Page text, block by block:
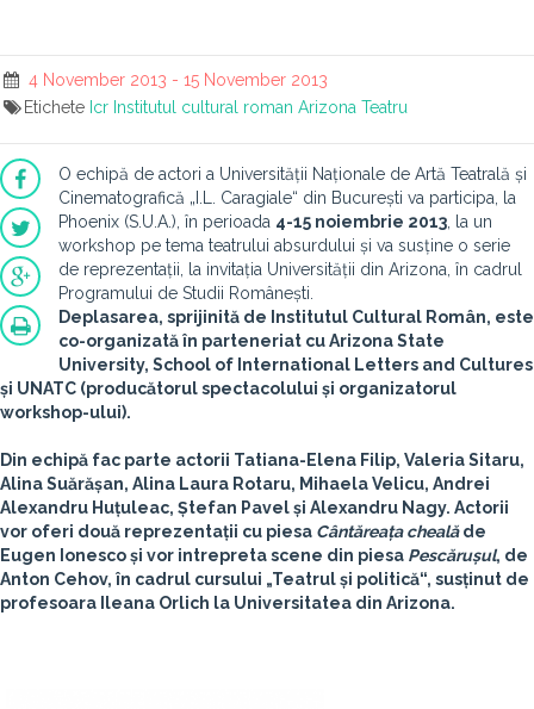
4 November 2013 - 15 November 2013
Etichete Icr Institutul cultural roman Arizona Teatru
O echipă de actori a Universității Naționale de Artă Teatrală și
Cinematografică „I.L. Caragiale“ din București va participa, la
Phoenix (S.U.A.), în perioada 4-15 noiembrie 2013 , la un
workshop pe tema teatrului absurdului și va susține o serie
de reprezentații, la invitația Universității din Arizona, în cadrul
Programului de Studii Românești.
Deplasarea, sprijinită de Institutul Cultural Român, este
co-organizată în parteneriat cu Arizona State
University, School of International Letters and Cultures
și UNATC (producătorul spectacolului și organizatorul
workshop-ului).
Din echipă fac parte actorii Tatiana-Elena Filip, Valeria Sitaru,
Alina Suărășan, Alina Laura Rotaru, Mihaela Velicu, Andrei
Alexandru Huțuleac, Ștefan Pavel și Alexandru Nagy. Actorii
vor oferi două reprezentații cu piesa Cântăreața chealăde
Eugen Ionesco și vor intrepreta scene din piesa Pescărușul, de
Anton Cehov, în cadrul cursului „Teatrul și politică“, susținut de
profesoara Ileana Orlich la Universitatea din Arizona.